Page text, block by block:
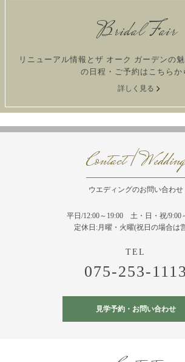
Bridal Fair
リニューアル情報とザ オーク ガーデンの
の日程・ご予約はこちらか
詳しく見る
Contact / Wedding
ウエディングのお問い合わせ
平日/12:00～19:00 土・日・祝/9:00
定休日:月曜・火曜(祝日の場合は
075-253-1113
見学予約・お問い合わせ